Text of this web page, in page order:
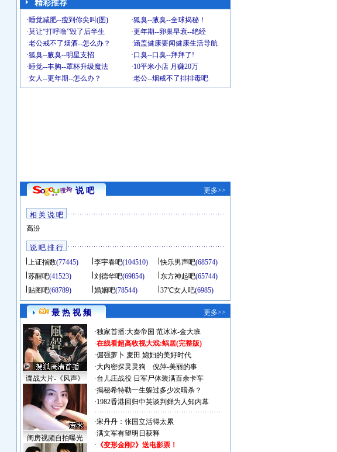
精彩推荐
·睡觉减肥--瘦到你尖叫(图) ·狐臭--腋臭--全球揭秘！
·莫让“打呼噜”毁了后半生 ·更年期--卵巢早衰--绝经
·老公戒不了烟酒--怎么办？ ·涵盖健康要闻健康生活导航
·狐臭--腋臭--明星支招 ·口臭--口臭--拜拜了!
·睡觉--丰胸--罩杯升级魔法 ·10平米小店 月赚20万
·女人--更年期--怎么办？ ·老公--烟戒不了排排毒吧
说 吧 更多>>
相 关 说 吧
高汾
说 吧 排 行
上证指数(77445) 李宇春吧(104510) 快乐男声吧(68574)
苏醒吧(41523) 刘德华吧(69854) 东方神起吧(65744)
贴图吧(68789) 婚姻吧(78544) 37℃女人吧(6985)
最 热 视 频 更多>>
谍战大片-《风声》
闺房视频自拍曝光
·独家首播:大秦帝国 范冰冰-金大班
·在线看超高收视大戏:蜗居(完整版)
·倔强萝卜 麦田 媳妇的美好时代
·大内密探灵灵狗
倪萍-美丽的事
·台儿庄战役 日军尸体装满百余卡车
·揭秘希特勒一生躲过多少次暗杀？
·1982香港回归中英谈判鲜为人知内幕
·宋丹丹：张国立活得太累
·满文军有望明日获释
· 《变形金刚2》送电影票！